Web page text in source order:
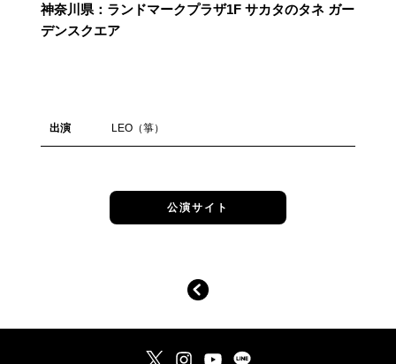
神奈川県：ランドマークプラザ1F サカタのタネ ガー
デンスクエア
出演 LEO（箏）
公演サイト